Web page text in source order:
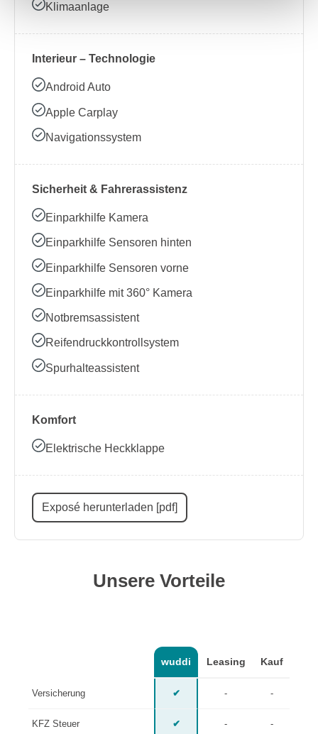
Klimaanlage
Interieur – Technologie
Android Auto
Apple Carplay
Navigationssystem
Sicherheit & Fahrerassistenz
Einparkhilfe Kamera
Einparkhilfe Sensoren hinten
Einparkhilfe Sensoren vorne
Einparkhilfe mit 360° Kamera
Notbremsassistent
Reifendruckkontrollsystem
Spurhalteassistent
Komfort
Elektrische Heckklappe
Exposé herunterladen [pdf]
Unsere Vorteile
wuddi Leasing Kauf
Versicherung ✔ - -
KFZ Steuer ✔ - -